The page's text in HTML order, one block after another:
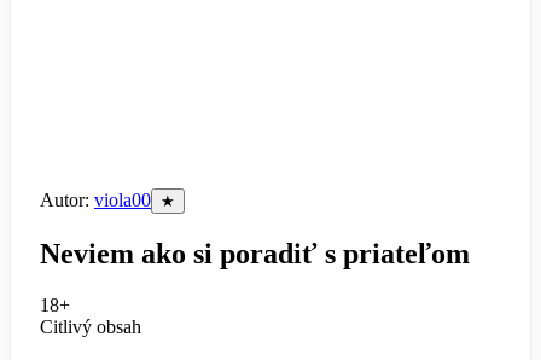
Autor: viola00 ★
Neviem ako si poradiť s priateľom
18+
Citlivý obsah